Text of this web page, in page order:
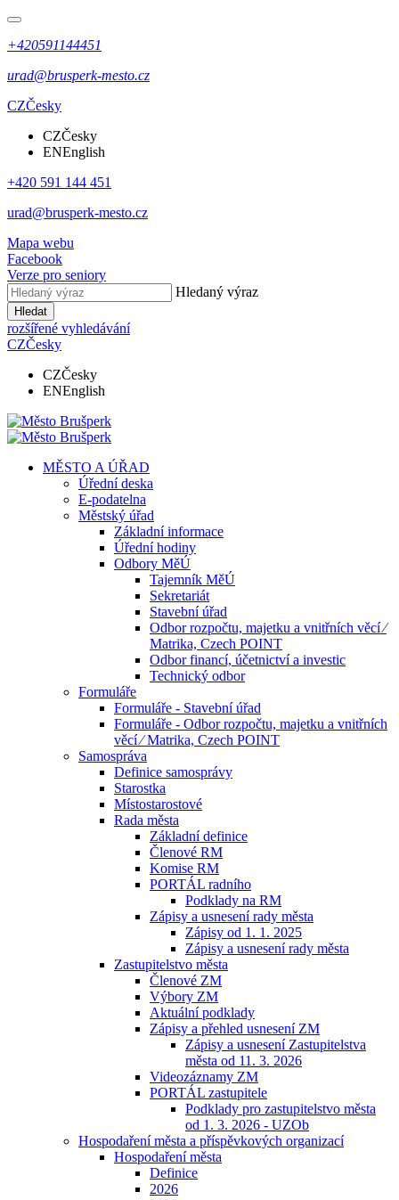
+420591144451
urad@brusperk-mesto.cz
CZČesky
CZČesky
ENEnglish
+420 591 144 451
urad@brusperk-mesto.cz
Mapa webu
Facebook
Verze pro seniory
Hledaný výraz
Hledat
rozšířené vyhledávání
CZČesky
CZČesky
ENEnglish
MĚSTO A ÚŘAD
Úřední deska
E-podatelna
Městský úřad
Základní informace
Úřední hodiny
Odbory MěÚ
Tajemník MěÚ
Sekretariát
Stavební úřad
Odbor rozpočtu, majetku a vnitřních věcí ⁄
Matrika, Czech POINT
Odbor financí, účetnictví a investic
Technický odbor
Formuláře
Formuláře - Stavební úřad
Formuláře - Odbor rozpočtu, majetku a vnitřních
věcí ⁄ Matrika, Czech POINT
Samospráva
Definice samosprávy
Starostka
Místostarostové
Rada města
Základní definice
Členové RM
Komise RM
PORTÁL radního
Podklady na RM
Zápisy a usnesení rady města
Zápisy od 1. 1. 2025
Zápisy a usnesení rady města
Zastupitelstvo města
Členové ZM
Výbory ZM
Aktuální podklady
Zápisy a přehled usnesení ZM
Zápisy a usnesení Zastupitelstva
města od 11. 3. 2026
Videozáznamy ZM
PORTÁL zastupitele
Podklady pro zastupitelstvo města
od 1. 3. 2026 - UZOb
Hospodaření města a příspěvkových organizací
Hospodaření města
Definice
2026